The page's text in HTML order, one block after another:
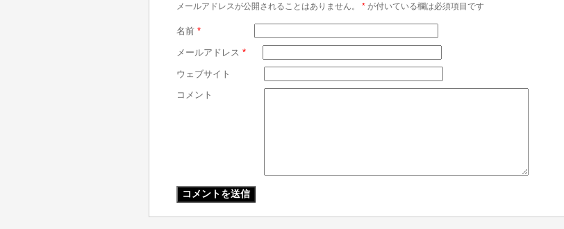
メールアドレスが公開されることはありません。 * が付いている欄は必須項目です
名前 *
メールアドレス *
ウェブサイト
コメント